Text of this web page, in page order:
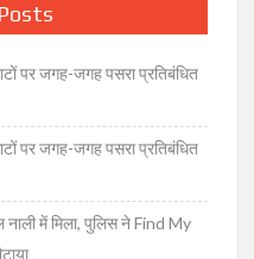
पर जगह-जगह पसरा प्रतिबंधित
पर जगह-जगह पसरा प्रतिबंधित
नाली में मिला, पुलिस ने Find My